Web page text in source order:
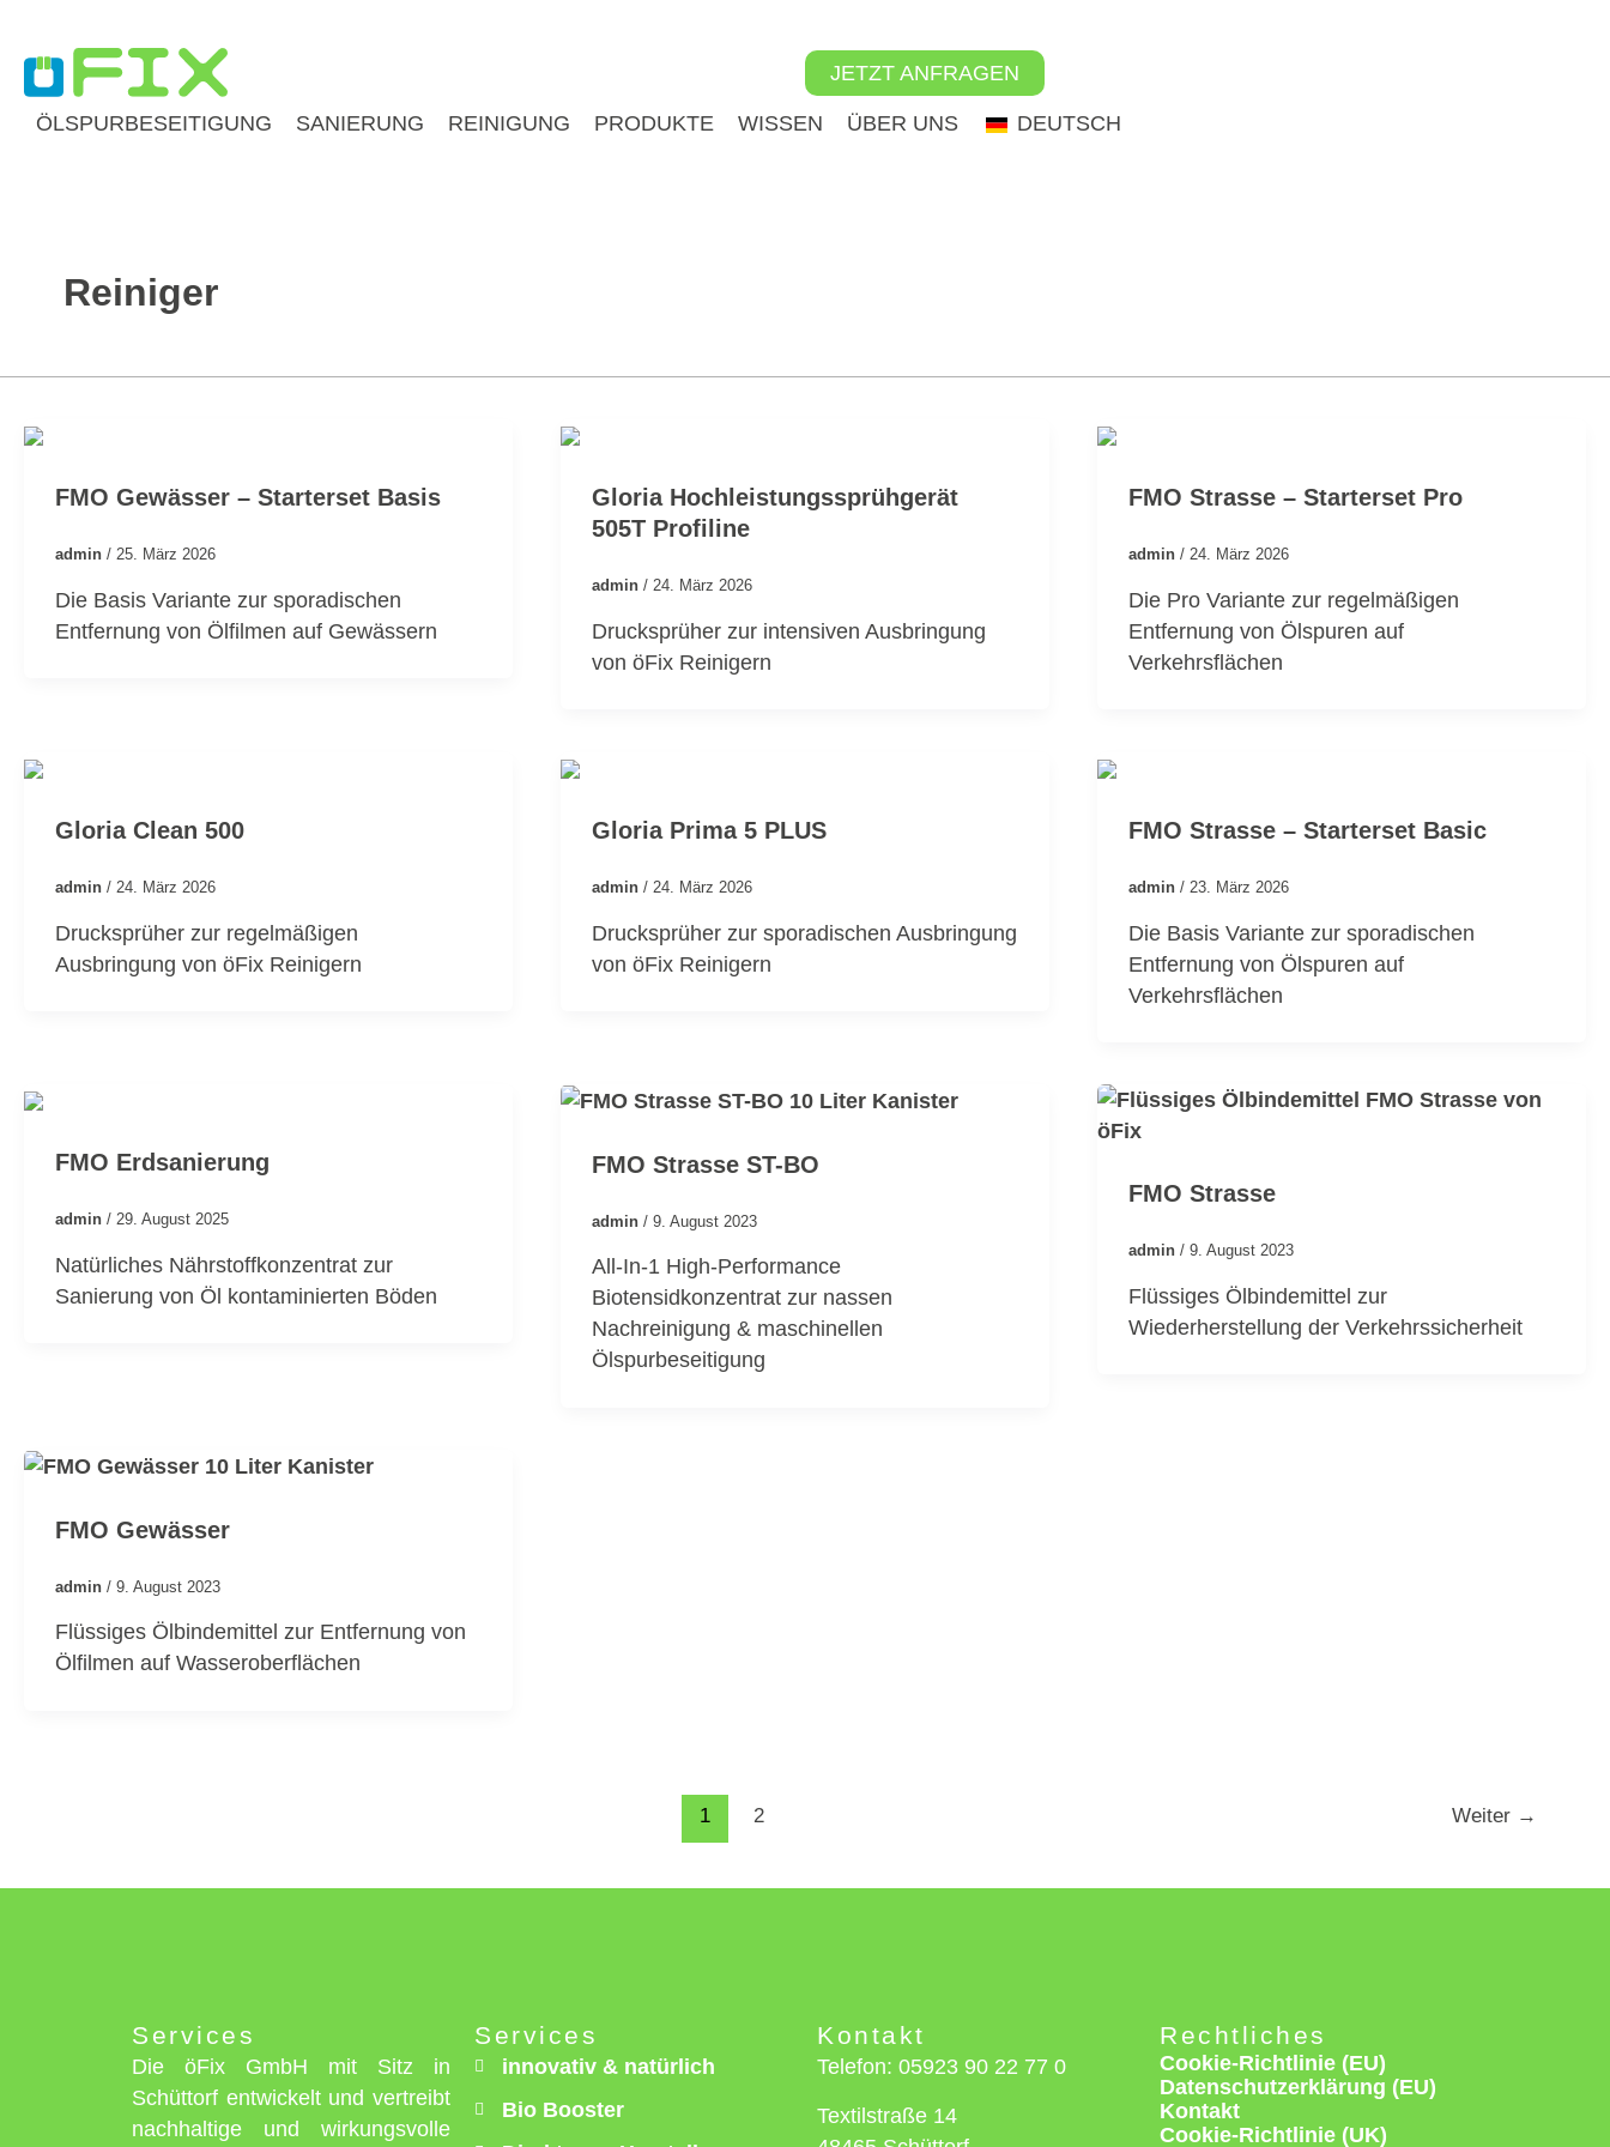
springen
JETZT ANFRAGEN
ÖLSPURBESEITIGUNG SANIERUNG REINIGUNG PRODUKTE WISSEN ÜBER UNS DEUTSCH
Reiniger
FMO Gewässer – Starterset Basis
admin/25. März 2026
Die Basis Variante zur sporadischen
Entfernung von Ölfilmen auf Gewässern
Gloria Hochleistungssprühgerät
505T Profiline
admin/24. März 2026
Drucksprüher zur intensiven Ausbringung
von öFix Reinigern
FMO Strasse – Starterset Pro
admin/24. März 2026
Die Pro Variante zur regelmäßigen
Entfernung von Ölspuren auf
Verkehrsflächen
Gloria Clean 500
admin/ 24. März 2026
Drucksprüher zur regelmäßigen
Ausbringung von öFix Reinigern
Gloria Prima 5 PLUS
admin/ 24. März 2026
Drucksprüher zur sporadischen Ausbringung
von öFix Reinigern
FMO Strasse – Starterset Basic
admin/ 23. März 2026
Die Basis Variante zur sporadischen
Entfernung von Ölspuren auf
Verkehrsflächen
FMO Erdsanierung
admin/29. August 2025
Natürliches Nährstoffkonzentrat zur
Sanierung von Öl kontaminierten Böden
FMO Strasse ST-BO
admin/9. August 2023
All-In-1 High-Performance
Biotensidkonzentrat zur nassen
Nachreinigung & maschinellen
Ölspurbeseitigung
FMO Strasse
admin/9. August 2023
Flüssiges Ölbindemittel zur
Wiederherstellung der Verkehrssicherheit
FMO Gewässer
admin/9. August 2023
Flüssiges Ölbindemittel zur Entfernung von
Ölfilmen auf Wasseroberflächen
1 2 Weiter →
Services
Die öFix GmbH mit Sitz in
Schüttorf entwickelt und vertreibt
nachhaltige und wirkungsvolle
Services
innovativ & natürlich
Bio Booster
Kontakt
Telefon: 05923 90 22 77 0
Textilstraße 14
Rechtliches
Cookie-Richtlinie (EU)
Datenschutzerklärung (EU)
Kontakt
Cookie-Richtlinie (UK)